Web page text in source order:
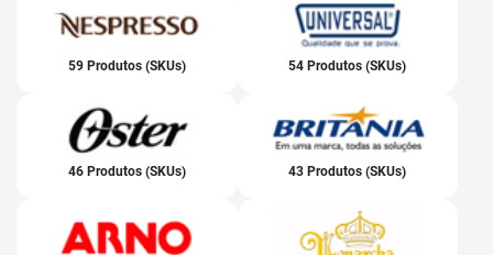
59 Produtos (SKUs) 54 Produtos (SKUs)
46 Produtos (SKUs) 43 Produtos (SKUs)